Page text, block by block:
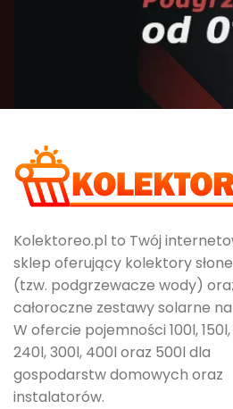
Nowość -
Rozwiązanie dla
EVO SOLAR
Kolektoreo.pl to Twój
sklep oferujący kolektory
(tzw. podgrzewacze wody)
całoroczne zestawy solarne
W ofercie pojemności 100l,
240l, 300l, 400l oraz 500l dla
gospodarstw domowych oraz
instalatorów.